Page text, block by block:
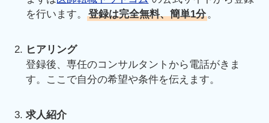
を行います。登録は完全無料、簡単1分。
ヒアリング
登録後、専任のコンサルタントから電話がきま
す。ここで自分の希望や条件を伝えます。
求人紹介